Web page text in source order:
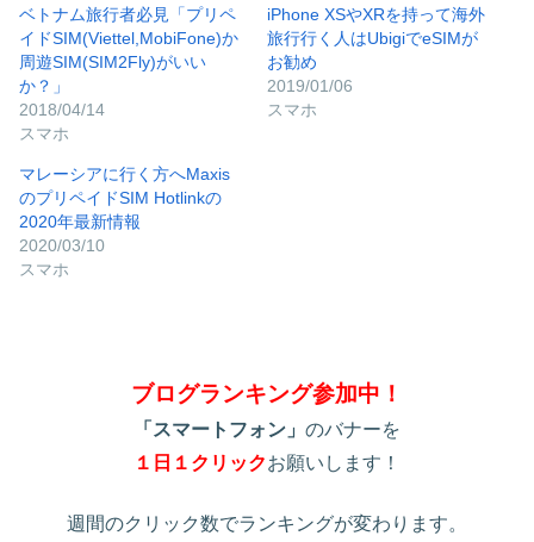
ベトナム旅行者必見「プリペ
イドSIM(Viettel,MobiFone)か
周遊SIM(SIM2Fly)がいい
か？」
2018/04/14
スマホ
iPhone XSやXRを持って海外
旅行行く人はUbigiでeSIMが
お勧め
2019/01/06
スマホ
マレーシアに行く方へMaxis
のプリペイドSIM Hotlinkの
2020年最新情報
2020/03/10
スマホ
ブログランキング参加中！
「スマートフォン」 のバナーを
１日１クリックお願いします！
週間のクリック数でランキングが変わります。